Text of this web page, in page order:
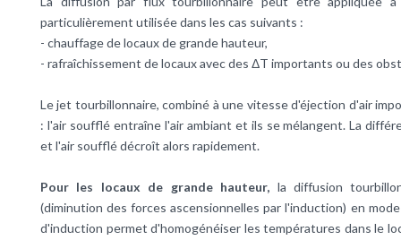
particulièrement utilisée dans les cas suivants :
- chauffage de locaux de grande hauteur,
- rafraîchissement de locaux avec des ΔT importants ou des
Le jet tourbillonnaire, combiné à une vitesse d'éjection d'air
: l'air soufflé entraîne l'air ambiant et ils se mélangent. La
et l'air soufflé décroît alors rapidement.
Pour les locaux de grande hauteur, la diffusion
(diminution des forces ascensionnelles par l'induction) en
d'induction permet d'homogénéiser les températures dans le